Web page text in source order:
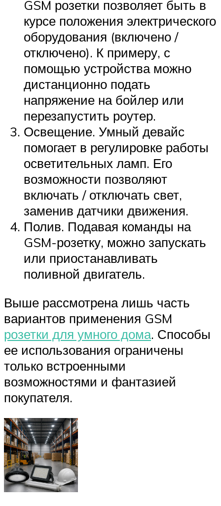
GSM розетки позволяет быть в
курсе положения электрического
оборудования (включено /
отключено). К примеру, с
помощью устройства можно
дистанционно подать
напряжение на бойлер или
перезапустить роутер.
Освещение. Умный девайс
помогает в регулировке работы
осветительных ламп. Его
возможности позволяют
включать / отключать свет,
заменив датчики движения.
Полив. Подавая команды на
GSM-розетку, можно запускать
или приостанавливать
поливной двигатель.
Выше рассмотрена лишь часть
вариантов применения GSM
розетки для умного дома. Способы
ее использования ограничены
только встроенными
возможностями и фантазией
покупателя.